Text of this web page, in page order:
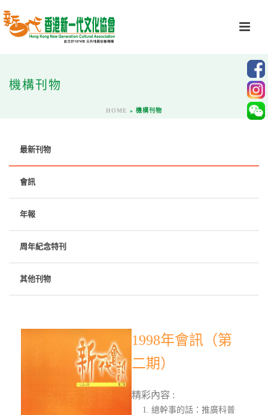
機構刊物
HOME » 機構刊物
最新刊物
會訊
年報
周年紀念特刊
其他刊物
1998年會訊（第
二期）
精彩內容 :
總幹事的話：推廣科普